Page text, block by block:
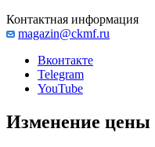
Контактная информация
magazin@ckmf.ru
Вконтакте
Telegram
YouTube
Изменение цены